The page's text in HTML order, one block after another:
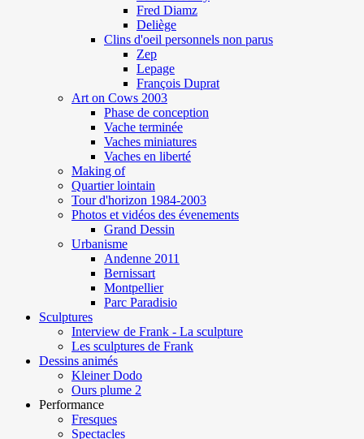
Fred Diamz
Deliège
Clins d'oeil personnels non parus
Zep
Lepage
François Duprat
Art on Cows 2003
Phase de conception
Vache terminée
Vaches miniatures
Vaches en liberté
Making of
Quartier lointain
Tour d'horizon 1984-2003
Photos et vidéos des évenements
Grand Dessin
Urbanisme
Andenne 2011
Bernissart
Montpellier
Parc Paradisio
Sculptures
Interview de Frank - La sculpture
Les sculptures de Frank
Dessins animés
Kleiner Dodo
Ours plume 2
Performance
Fresques
Spectacles